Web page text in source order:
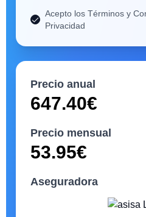
Acepto los Términos y
Privacidad
Precio anual
647.40€
Precio mensual
53.95€
Aseguradora